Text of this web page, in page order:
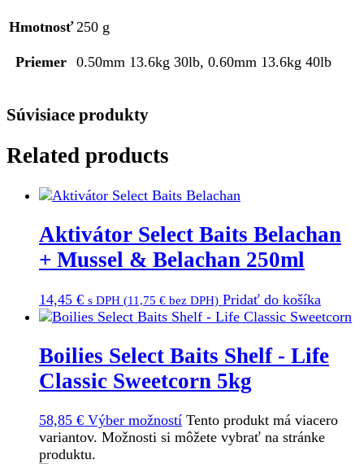
Hmotnosť 250 g
Priemer 0.50mm 13.6kg 30lb, 0.60mm 13.6kg 40lb
Súvisiace produkty
Related products
Aktivátor Select Baits Belachan
+ Mussel & Belachan 250ml
14,45 € s DPH (11,75 € bez DPH) Pridať do košíka
Boilies Select Baits Shelf - Life
Classic Sweetcorn 5kg
58,85 € Výber možností Tento produkt má viacero
variantov. Možnosti si môžete vybrať na stránke
produktu.